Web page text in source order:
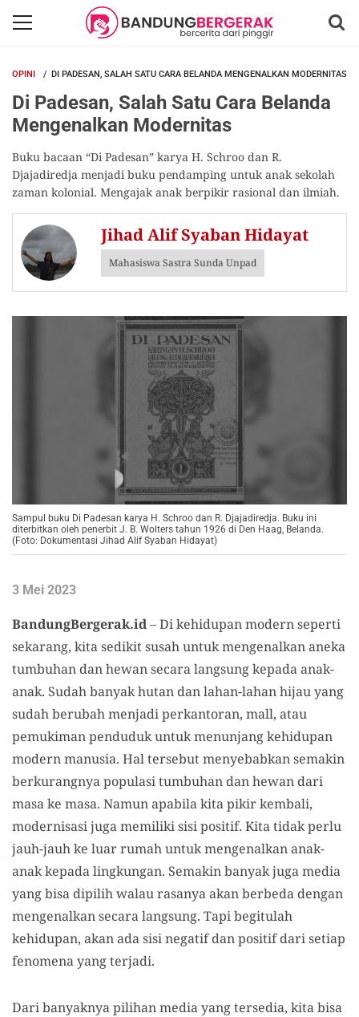
OPINI DI PADESAN, SALAH SATU CARA BELANDA MENGENALKAN MODERNITAS
Di Padesan, Salah Satu Cara Belanda
Mengenalkan Modernitas
Buku bacaan “Di Padesan” karya H. Schroo dan R.
Djajadiredja menjadi buku pendamping untuk anak sekolah
zaman kolonial. Mengajak anak berpikir rasional dan ilmiah.
Jihad Alif Syaban Hidayat
Mahasiswa Sastra Sunda Unpad
Sampul buku Di Padesan karya H. Schroo dan R. Djajadiredja. Buku ini
diterbitkan oleh penerbit J. B. Wolters tahun 1926 di Den Haag, Belanda.
(Foto: Dokumentasi Jihad Alif Syaban Hidayat)
3 Mei 2023
BandungBergerak.id– Di kehidupan modern seperti
sekarang, kita sedikit susah untuk mengenalkan aneka
tumbuhan dan hewan secara langsung kepada anak-
anak. Sudah banyak hutan dan lahan-lahan hijau yang
sudah berubah menjadi perkantoran, mall, atau
pemukiman penduduk untuk menunjang kehidupan
modern manusia. Hal tersebut menyebabkan semakin
berkurangnya populasi tumbuhan dan hewan dari
masa ke masa. Namun apabila kita pikir kembali,
modernisasi juga memiliki sisi positif. Kita tidak perlu
jauh-jauh ke luar rumah untuk mengenalkan anak-
anak kepada lingkungan. Semakin banyak juga media
yang bisa dipilih walau rasanya akan berbeda dengan
mengenalkan secara langsung. Tapi begitulah
kehidupan, akan ada sisi negatif dan positif dari setiap
fenomena yang terjadi.
Dari banyaknya pilihan media yang tersedia, kita bisa